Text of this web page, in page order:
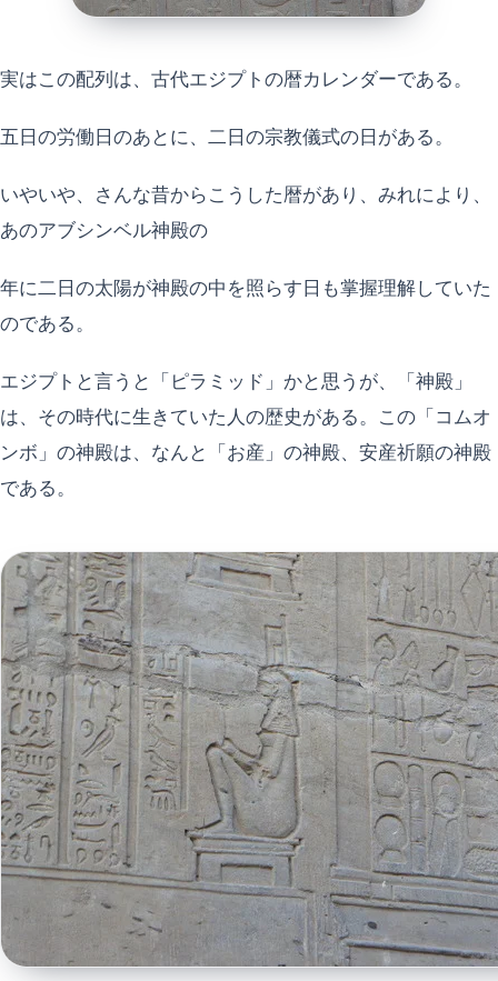
実はこの配列は、古代エジプトの暦カレンダーである。
五日の労働日のあとに、二日の宗教儀式の日がある。
いやいや、さんな昔からこうした暦があり、みれにより、
あのアブシンベル神殿の
年に二日の太陽が神殿の中を照らす日も掌握理解していた
のである。
エジプトと言うと「ピラミッド」かと思うが、「神殿」
は、その時代に生きていた人の歴史がある。この「コムオ
ンボ」の神殿は、なんと「お産」の神殿、安産祈願の神殿
である。